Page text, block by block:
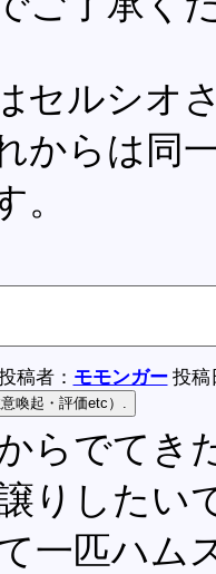
セルシオ
からは同
。
稿者： モモンガー投稿
らでてき
りしたい
一匹ハム